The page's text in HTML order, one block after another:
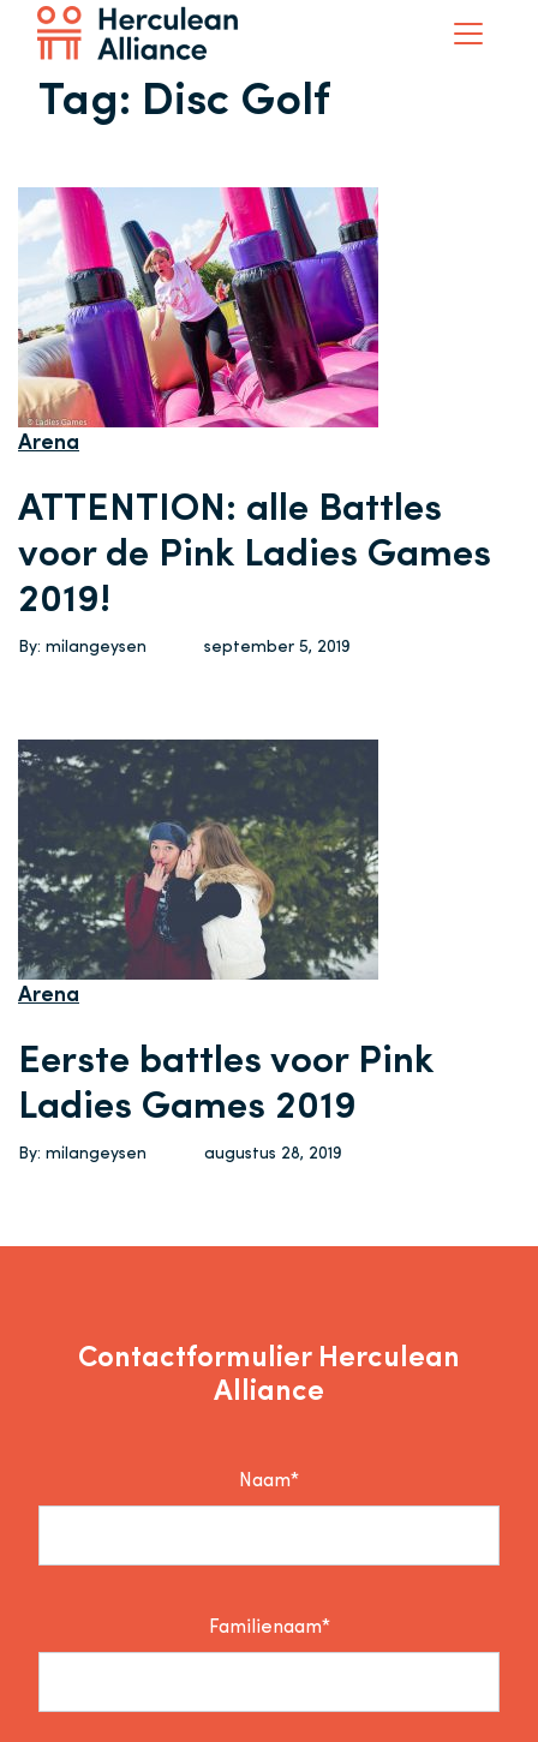
Tag: Disc Golf
Arena
ATTENTION: alle Battles
voor de Pink Ladies Games
2019!
By: milangeysen september 5, 2019
Arena
Eerste battles voor Pink
Ladies Games 2019
By: milangeysen augustus 28, 2019
Contactformulier Herculean
Alliance
Naam*
Familienaam*